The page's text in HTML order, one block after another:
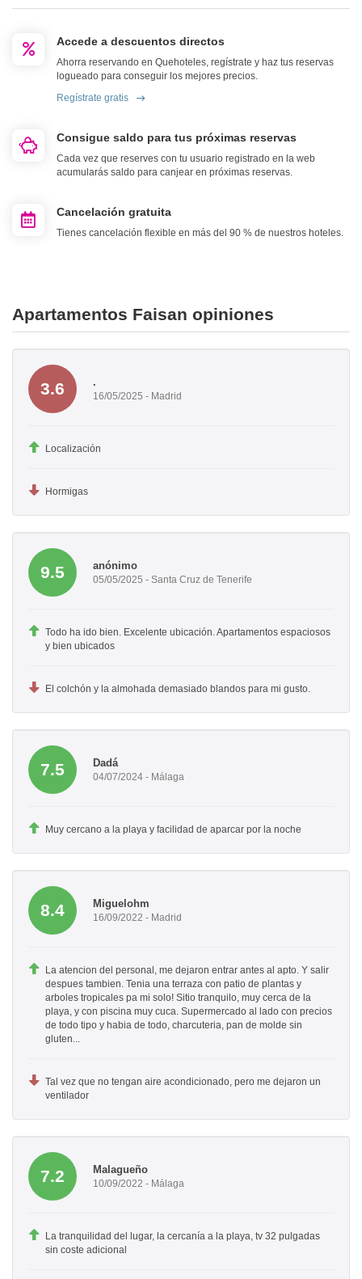
Accede a descuentos directos
Ahorra reservando en Quehoteles, regístrate y haz tus reservas
logueado para conseguir los mejores precios.
Regístrate gratis
Consigue saldo para tus próximas reservas
Cada vez que reserves con tu usuario registrado en la web
acumularás saldo para canjear en próximas reservas.
Cancelación gratuita
Tienes cancelación flexible en más del 90 % de nuestros hoteles.
Apartamentos Faisan opiniones
3.6 .
16/05/2025 - Madrid
Localización
Hormigas
9.5 anónimo
05/05/2025 - Santa Cruz de Tenerife
Todo ha ido bien. Excelente ubicación. Apartamentos espaciosos
y bien ubicados
El colchón y la almohada demasiado blandos para mi gusto.
7.5 Dadá
04/07/2024 - Málaga
Muy cercano a la playa y facilidad de aparcar por la noche
8.4 Miguelohm
16/09/2022 - Madrid
La atencion del personal, me dejaron entrar antes al apto. Y salir
despues tambien. Tenia una terraza con patio de plantas y
arboles tropicales pa mi solo! Sitio tranquilo, muy cerca de la
playa, y con piscina muy cuca. Supermercado al lado con precios
de todo tipo y habia de todo, charcuteria, pan de molde sin
gluten...
Tal vez que no tengan aire acondicionado, pero me dejaron un
ventilador
7.2 Malagueño
10/09/2022 - Málaga
La tranquilidad del lugar, la cercanía a la playa, tv 32 pulgadas
sin coste adicional